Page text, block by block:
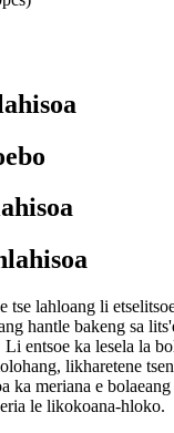
tse lahloang li
hantle bakeng sa
entsoe ka lesela la
likharetene
ka meriana e
le likokoana-hloko.